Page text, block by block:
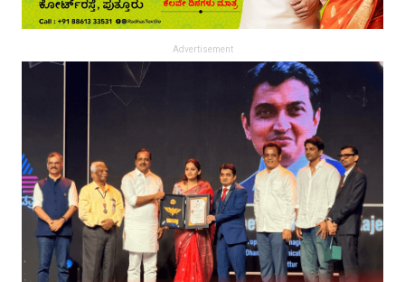
Advertisement